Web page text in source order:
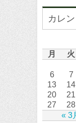
カレ
月 火
« 3
6
7
13
14
20
21
27
28